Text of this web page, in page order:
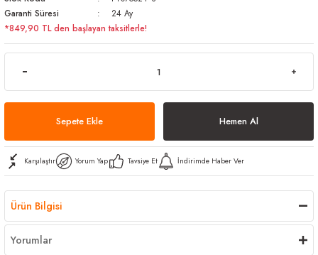
Bezler
Kovalar
Garanti Süresi
24 Ay
*849,90 TL den başlayan taksitlerle!
Sepete Ekle Hemen Al
Karşılaştır Yorum Yap Tavsiye Et İndirimde Haber Ver
Ürün Bilgisi
Yorumlar